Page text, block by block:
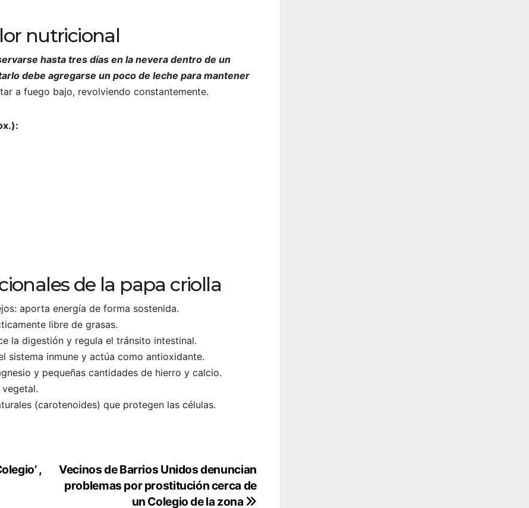
nutricional
hasta tres días en la nevera dentro de un
debe agregarse un poco de leche para mantener
a fuego bajo, revolviendo constantemente.
de la papa criolla
aporta energía de forma sostenida.
libre de grasas.
la digestión y regula el tránsito intestinal.
sistema inmune y actúa como antioxidante.
y pequeñas cantidades de hierro y calcio.
(carotenoides) que protegen las células.
Vecinos de Barrios Unidos denuncian
problemas por prostitución cerca de
un Colegio de la zona
,